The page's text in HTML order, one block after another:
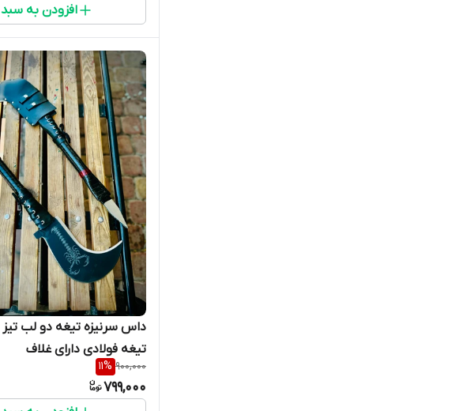
افزودن به سبد
تیغه فولادی دارای غلاف
900,000
11%
799,000